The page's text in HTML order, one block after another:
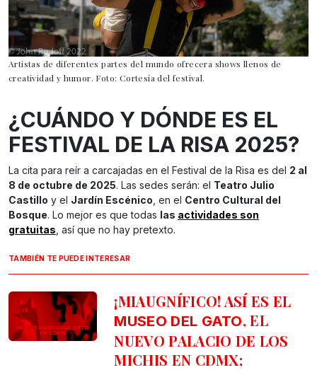
Artistas de diferentes partes del mundo ofrecera shows llenos de
creatividad y humor. Foto: Cortesía del festival.
¿CUÁNDO Y DÓNDE ES EL
FESTIVAL DE LA RISA 2025?
La cita para reír a carcajadas en el Festival de la Risa es del 2 al
8 de octubre de 2025. Las sedes serán: el Teatro Julio
Castillo y el Jardín Escénico , en el Centro Cultural del
Bosque. Lo mejor es que todas las actividades son
gratuitas , así que no hay pretexto.
TAMBIÉN TE PUEDE INTERESAR
¡MIAUGNÍFICO! ASÍ ES EL
MUSEO DEL GATO, EL
NUEVO PALACIO DE LOS
MICHIS EN CDMX;